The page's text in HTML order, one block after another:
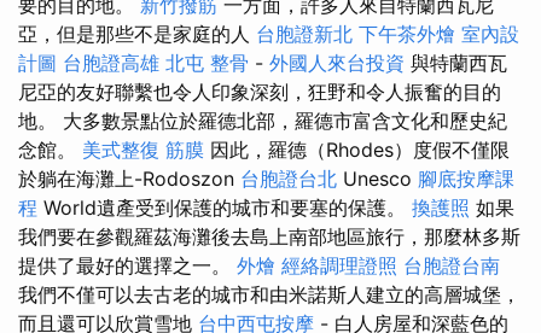
要的目的地。 新竹撥筋 一方面，許多人來自特蘭西瓦尼
亞，但是那些不是家庭的人 台胞證新北 下午茶外燴 室內設
計圖 台胞證高雄 北屯 整骨 - 外國人來台投資 與特蘭西瓦
尼亞的友好聯繫也令人印象深刻，狂野和令人振奮的目的
地。 大多數景點位於羅德北部，羅德市富含文化和歷史紀
念館。 美式整復 筋膜 因此，羅德（Rhodes）度假不僅限
於躺在海灘上-Rodoszon 台胞證台北 Unesco 腳底按摩課
程 World遺產受到保護的城市和要塞的保護。 換護照 如果
我們要在參觀羅茲海灘後去島上南部地區旅行，那麼林多斯
提供了最好的選擇之一。 外燴 經絡調理證照 台胞證台南
我們不僅可以去古老的城市和由米諾斯人建立的高層城堡，
而且還可以欣賞雪地 台中西屯按摩 - 白人房屋和深藍色的